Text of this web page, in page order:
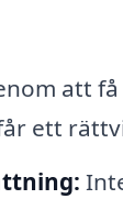
att
ett